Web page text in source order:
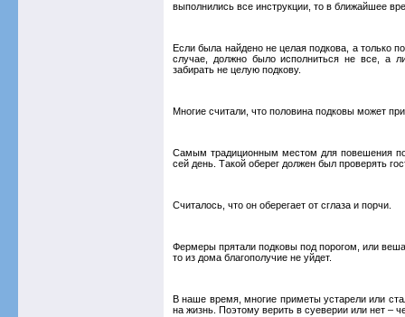
выполнились все инструкции, то в ближайшее
Если была найдено не целая подкова, а только
случае, должно было исполниться не все, а
забирать не целую подкову.
Многие считали, что половина подковы может
Самым традиционным местом для повешения
сей день. Такой оберег должен был проверять
Считалось, что он оберегает от сглаза и порчи.
Фермеры прятали подковы под порогом, или
то из дома благополучие не уйдет.
В наше время, многие приметы устарели или
на жизнь. Поэтому верить в суеверии или нет –